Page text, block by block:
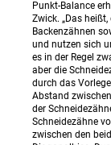
Punkt-Balance
Zwick. „Das
Backenzähnen
und nutzen sich
es in der Regel
aber die
durch das
Abstand
der
Schneidezähne
zwischen den